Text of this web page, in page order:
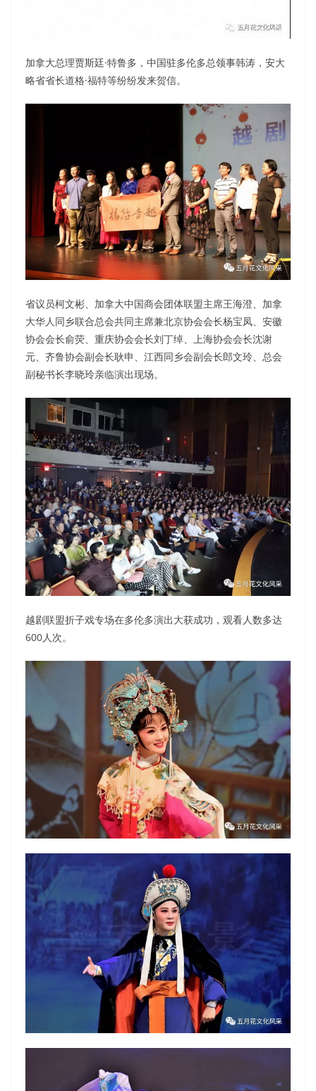
加拿大总理贾斯廷·特鲁多，中国驻多伦多总领事韩涛，安大
略省省长道格·福特等纷纷发来贺信。
省议员柯文彬、加拿大中国商会团体联盟主席王海澄、加拿
大华人同乡联合总会共同主席兼北京协会会长杨宝凤、安徽
协会会长俞荧、重庆协会会长刘丁绰、上海协会会长沈谢
元、齐鲁协会副会长耿申、江西同乡会副会长郎文玲、总会
副秘书长李晓玲亲临演出现场。
越剧联盟折子戏专场在多伦多演出大获成功，观看人数多达
600人次。